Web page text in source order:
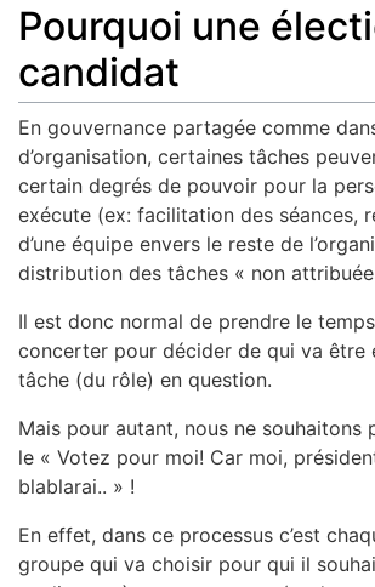
Pourquoi une
candidat
En gouvernance partagée comme
d’organisation, certaines tâches
certain degrés de pouvoir pour la
exécute (ex: facilitation des séances,
d’une équipe envers le reste de
distribution des tâches « non
Il est donc normal de prendre le
concerter pour décider de qui va être
tâche (du rôle) en question.
Mais pour autant, nous ne souhaitons
le « Votez pour moi! Car moi,
blablarai.. » !
En effet, dans ce processus c’est
groupe qui va choisir pour qui il